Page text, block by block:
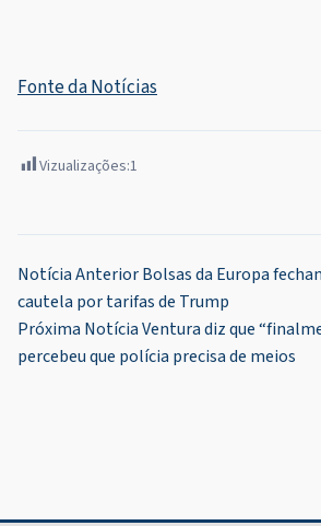
Fonte da Notícias
Vizualizações:1
Navegação
de
Post
Notícia AnteriorBolsas da Europa
cautela por tarifas de Trump
Próxima NotíciaVentura diz que
percebeu que polícia precisa de meios